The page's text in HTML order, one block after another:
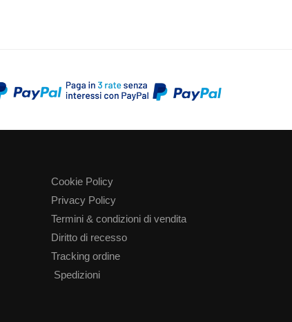
Cookie Policy
Privacy Policy
Termini & condizioni di vendita
Diritto di recesso
Tracking ordine
Spedizioni